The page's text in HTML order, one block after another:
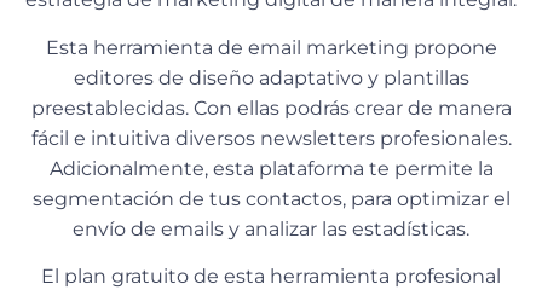
Esta herramienta de email marketing propone
editores de diseño adaptativo y plantillas
preestablecidas. Con ellas podrás crear de manera
fácil e intuitiva diversos newsletters profesionales.
Adicionalmente, esta plataforma te permite la
segmentación de tus contactos, para optimizar el
envío de emails y analizar las estadísticas.
El plan gratuito de esta herramienta profesional